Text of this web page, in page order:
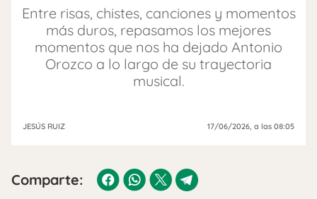
Entre risas, chistes, canciones y momentos
más duros, repasamos los mejores
momentos que nos ha dejado Antonio
Orozco a lo largo de su trayectoria
musical.
JESÚS RUIZ 17/06/2026, a las 08:05
Comparte: